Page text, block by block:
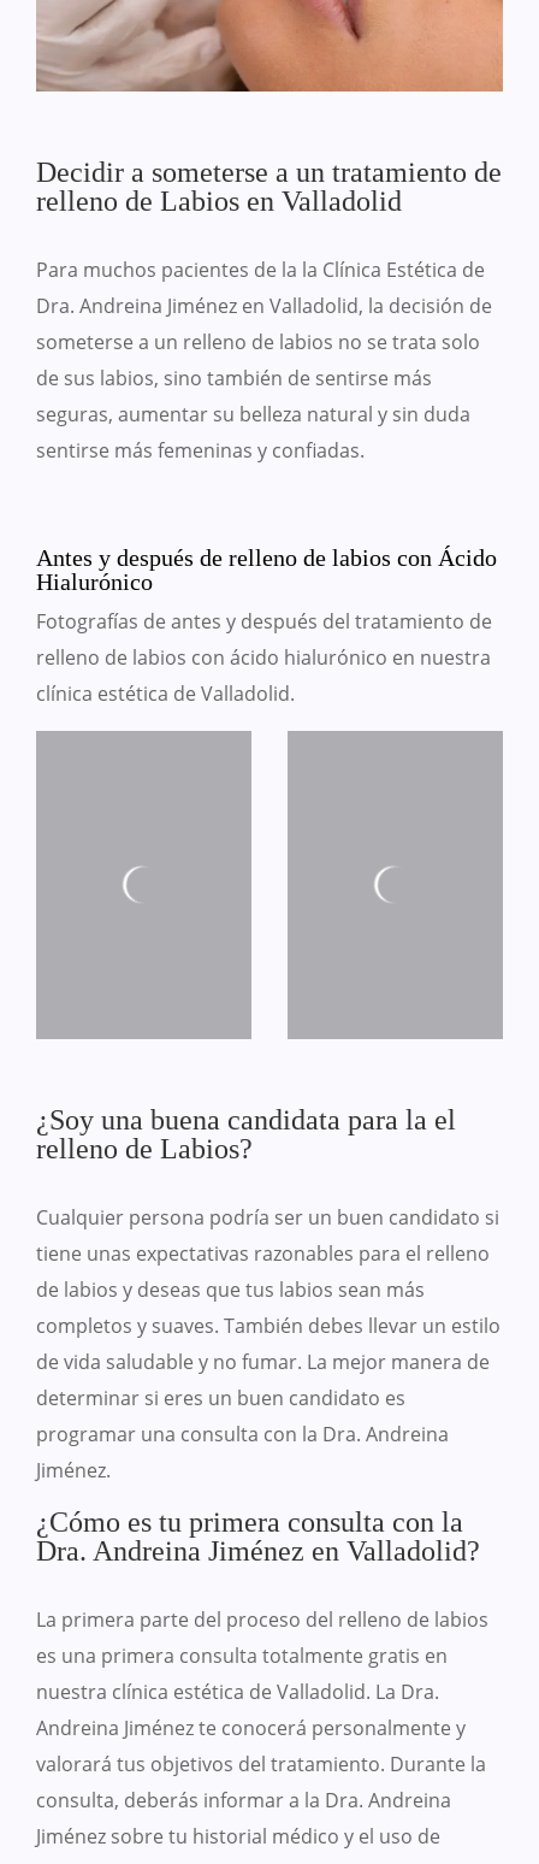
Decidir a someterse a un tratamiento de
relleno de Labios en Valladolid
Para muchos pacientes de la la Clínica Estética de
Dra. Andreina Jiménez en Valladolid, la decisión de
someterse a un relleno de labios no se trata solo
de sus labios, sino también de sentirse más
seguras, aumentar su belleza natural y sin duda
sentirse más femeninas y confiadas.
Antes y después de relleno de labios con Ácido
Hialurónico
Fotografías de antes y después del tratamiento de
relleno de labios con ácido hialurónico en nuestra
clínica estética de Valladolid.
¿Soy una buena candidata para la el
relleno de Labios?
Cualquier persona podría ser un buen candidato si
tiene unas expectativas razonables para el relleno
de labios y deseas que tus labios sean más
completos y suaves. También debes llevar un estilo
de vida saludable y no fumar. La mejor manera de
determinar si eres un buen candidato es
programar una consulta con la Dra. Andreina
Jiménez.
¿Cómo es tu primera consulta con la
Dra. Andreina Jiménez en Valladolid?
La primera parte del proceso del relleno de labios
es una primera consulta totalmente gratis en
nuestra clínica estética de Valladolid. La Dra.
Andreina Jiménez te conocerá personalmente y
valorará tus objetivos del tratamiento. Durante la
consulta, deberás informar a la Dra. Andreina
Jiménez sobre tu historial médico y el uso de